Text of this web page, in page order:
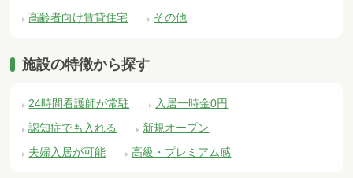
高齢者向け賃貸住宅
その他
施設の特徴から探す
24時間看護師が常駐
入居一時金0円
認知症でも入れる
新規オープン
夫婦入居が可能
高級・プレミアム感